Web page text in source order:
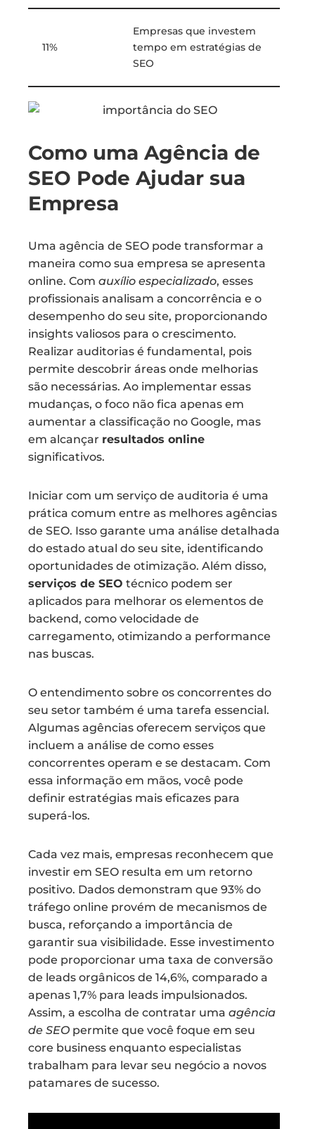
11%
Empresas que investem
tempo em estratégias de
SEO
Como uma Agência de
SEO Pode Ajudar sua
Empresa
Uma agência de SEO pode transformar a
maneira como sua empresa se apresenta
online. Com auxílio especializado, esses
profissionais analisam a concorrência e o
desempenho do seu site, proporcionando
insights valiosos para o crescimento.
Realizar auditorias é fundamental, pois
permite descobrir áreas onde melhorias
são necessárias. Ao implementar essas
mudanças, o foco não fica apenas em
aumentar a classificação no Google, mas
em alcançar resultados online
significativos.
Iniciar com um serviço de auditoria é uma
prática comum entre as melhores agências
de SEO. Isso garante uma análise detalhada
do estado atual do seu site, identificando
oportunidades de otimização. Além disso,
serviços de SEO técnico podem ser
aplicados para melhorar os elementos de
backend, como velocidade de
carregamento, otimizando a performance
nas buscas.
O entendimento sobre os concorrentes do
seu setor também é uma tarefa essencial.
Algumas agências oferecem serviços que
incluem a análise de como esses
concorrentes operam e se destacam. Com
essa informação em mãos, você pode
definir estratégias mais eficazes para
superá-los.
Cada vez mais, empresas reconhecem que
investir em SEO resulta em um retorno
positivo. Dados demonstram que 93% do
tráfego online provém de mecanismos de
busca, reforçando a importância de
garantir sua visibilidade. Esse investimento
pode proporcionar uma taxa de conversão
de leads orgânicos de 14,6%, comparado a
apenas 1,7% para leads impulsionados.
Assim, a escolha de contratar uma agência
de SEO permite que você foque em seu
core business enquanto especialistas
trabalham para levar seu negócio a novos
patamares de sucesso.